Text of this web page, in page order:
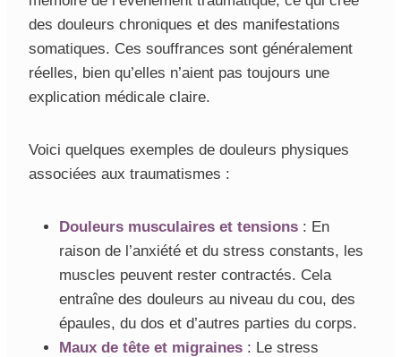
des douleurs chroniques et des manifestations
somatiques. Ces souffrances sont généralement
réelles, bien qu’elles n’aient pas toujours une
explication médicale claire.
Voici quelques exemples de douleurs physiques
associées aux traumatismes :
Douleurs musculaires et tensions : En
raison de l’anxiété et du stress constants, les
muscles peuvent rester contractés. Cela
entraîne des douleurs au niveau du cou, des
épaules, du dos et d’autres parties du corps.
Maux de tête et migraines : Le stress